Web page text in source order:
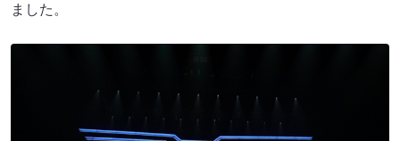
ました。